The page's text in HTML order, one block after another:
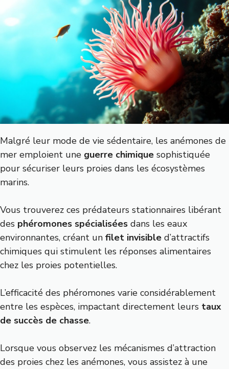
Malgré leur mode de vie sédentaire, les anémones de
mer emploient une guerre chimique sophistiquée
pour sécuriser leurs proies dans les écosystèmes
marins.
Vous trouverez ces prédateurs stationnaires libérant
des phéromones spécialisées dans les eaux
environnantes, créant un filet invisible d’attractifs
chimiques qui stimulent les réponses alimentaires
chez les proies potentielles.
L’efficacité des phéromones varie considérablement
entre les espèces, impactant directement leurs taux
de succès de chasse.
Lorsque vous observez les mécanismes d’attraction
des proies chez les anémones, vous assistez à une